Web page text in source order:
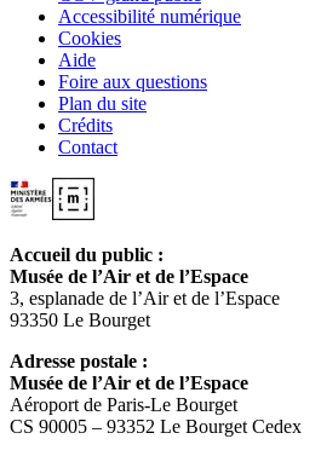
Accessibilité numérique
Cookies
Aide
Foire aux questions
Plan du site
Crédits
Contact
Accueil du public :
Musée de l’Air et de l’Espace
3, esplanade de l’Air et de l’Espace
93350 Le Bourget
Adresse postale :
Musée de l’Air et de l’Espace
Aéroport de Paris-Le Bourget
CS 90005 – 93352 Le Bourget Cedex